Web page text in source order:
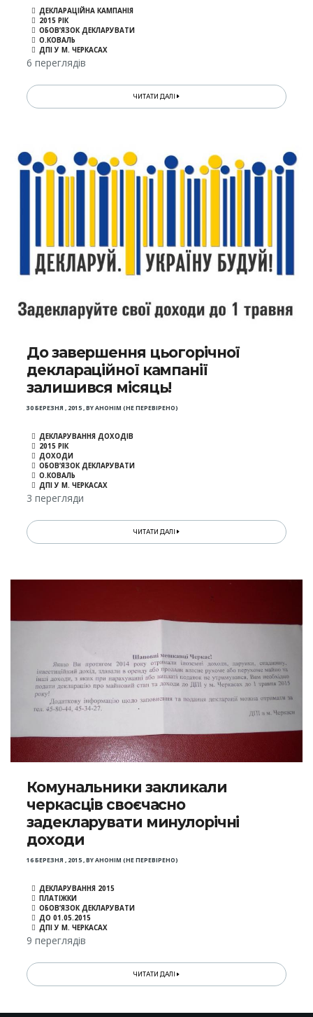
ДЕКЛАРАЦІЙНА КАМПАНІЯ
2015 РІК
ОБОВ’ЯЗОК ДЕКЛАРУВАТИ
О.КОВАЛЬ
ДПІ У М. ЧЕРКАСАХ
6 переглядів
ЧИТАТИ ДАЛІ
До завершення цьогорічної
деклараційної кампанії
залишився місяць!
30 БЕРЕЗНЯ , 2015,BYАНОНІМ (НЕ ПЕРЕВІРЕНО)
ДЕКЛАРУВАННЯ ДОХОДІВ
2015 РІК
ДОХОДИ
ОБОВ’ЯЗОК ДЕКЛАРУВАТИ
О.КОВАЛЬ
ДПІ У М. ЧЕРКАСАХ
3 перегляди
ЧИТАТИ ДАЛІ
Комунальники закликали
черкасців своєчасно
задекларувати минулорічні
доходи
16 БЕРЕЗНЯ , 2015,BYАНОНІМ (НЕ ПЕРЕВІРЕНО)
ДЕКЛАРУВАННЯ 2015
ПЛАТІЖКИ
ОБОВ’ЯЗОК ДЕКЛАРУВАТИ
ДО 01.05.2015
ДПІ У М. ЧЕРКАСАХ
9 переглядів
ЧИТАТИ ДАЛІ